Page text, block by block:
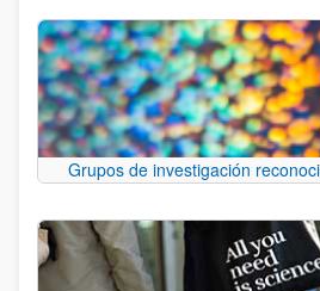
Grupos de investigación